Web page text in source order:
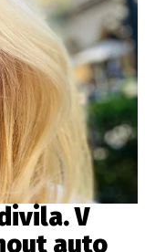
V
auto